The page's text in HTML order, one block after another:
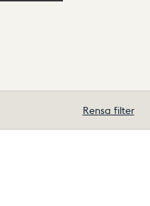
Rensa filter